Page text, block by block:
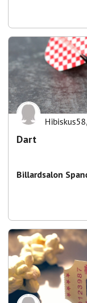
Hibiskus58,
Dart
Billardsalon